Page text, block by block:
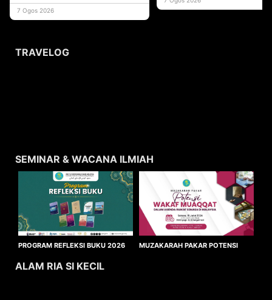
usaha
7 Ogos 2026
TRAVELOG
SEMINAR & WACANA ILMIAH
PROGRAM REFLEKSI BUKU 2026
MUZAKARAH PAKAR POTENSI
ALAM RIA SI KECIL